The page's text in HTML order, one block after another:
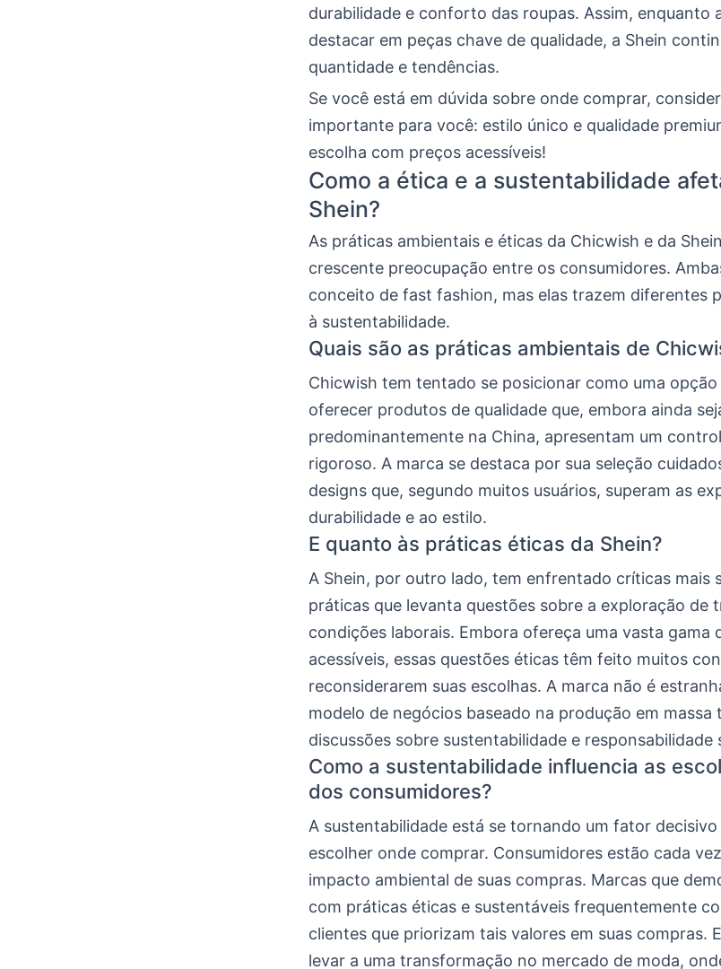
durabilidade e conforto das roupas. Assim, enquanto
destacar em peças chave de qualidade, a Shein
quantidade e tendências.
Se você está em dúvida sobre onde comprar,
importante para você: estilo único e qualidade
escolha com preços acessíveis!
Como a ética e a sustentabilidade
Shein?
As práticas ambientais e éticas da Chicwish e da
crescente preocupação entre os consumidores.
conceito de fast fashion, mas elas trazem diferentes
à sustentabilidade.
Quais são as práticas ambientais de
Chicwish tem tentado se posicionar como uma
oferecer produtos de qualidade que, embora ainda
predominantemente na China, apresentam um
rigoroso. A marca se destaca por sua seleção
designs que, segundo muitos usuários, superam as
durabilidade e ao estilo.
E quanto às práticas éticas da Shein?
A Shein, por outro lado, tem enfrentado críticas mais
práticas que levanta questões sobre a exploração de
condições laborais. Embora ofereça uma vasta gama
acessíveis, essas questões éticas têm feito muitos
reconsiderarem suas escolhas. A marca não é
modelo de negócios baseado na produção em massa
discussões sobre sustentabilidade e responsabilidade
Como a sustentabilidade influencia as
dos consumidores?
A sustentabilidade está se tornando um fator
escolher onde comprar. Consumidores estão cada
impacto ambiental de suas compras. Marcas que
com práticas éticas e sustentáveis frequentemente
clientes que priorizam tais valores em suas compras.
levar a uma transformação no mercado de moda,